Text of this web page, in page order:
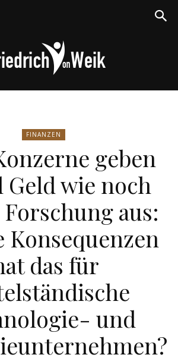
von
Weik
FINANZEN
geben
Geld wie noch
aus:
Konsequenzen
das für
und